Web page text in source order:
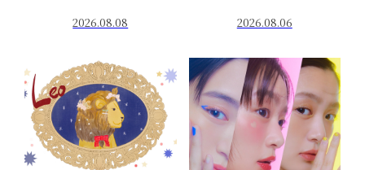
2026.08.08 2026.08.06